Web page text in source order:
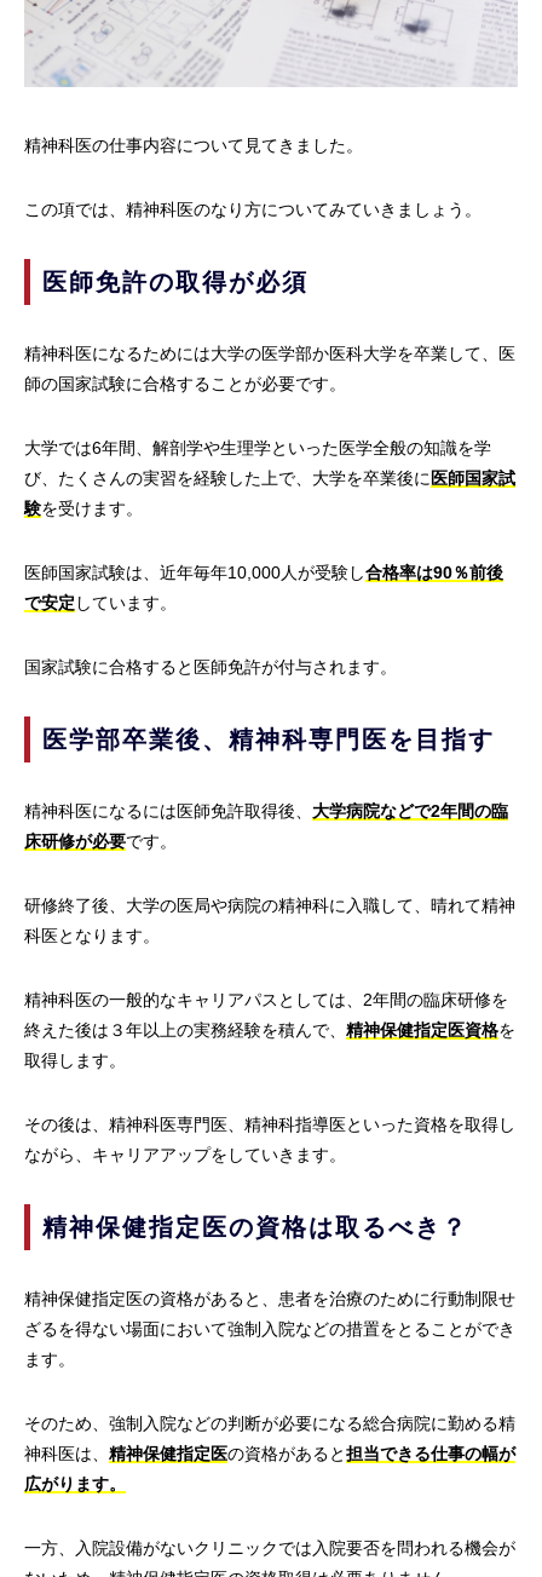
精神科医の仕事内容について見てきました。
この項では、精神科医のなり方についてみていきましょう。
医師免許の取得が必須
精神科医になるためには大学の医学部か医科大学を卒業して、医
師の国家試験に合格することが必要です。
大学では6年間、解剖学や生理学といった医学全般の知識を学
び、たくさんの実習を経験した上で、大学を卒業後に医師国家試
験を受けます。
医師国家試験は、近年毎年10,000人が受験し合格率は90％前後
で安定 しています。
国家試験に合格すると医師免許が付与されます。
医学部卒業後、精神科専門医を目指す
精神科医になるには医師免許取得後、 大学病院などで2年間の臨
床研修が必要です。
研修終了後、大学の医局や病院の精神科に入職して、晴れて精神
科医となります。
精神科医の一般的なキャリアパスとしては、2年間の臨床研修を
終えた後は３年以上の実務経験を積んで、 精神保健指定医資格を
取得します。
その後は、精神科医専門医、精神科指導医といった資格を取得し
ながら、キャリアアップをしていきます。
精神保健指定医の資格は取るべき？
精神保健指定医の資格があると、患者を治療のために行動制限せ
ざるを得ない場面において強制入院などの措置をとることができ
ます。
そのため、強制入院などの判断が必要になる総合病院に勤める精
神科医は、 精神保健指定医の資格があると担当できる仕事の幅が
広がります。
一方、入院設備がないクリニックでは入院要否を問われる機会が